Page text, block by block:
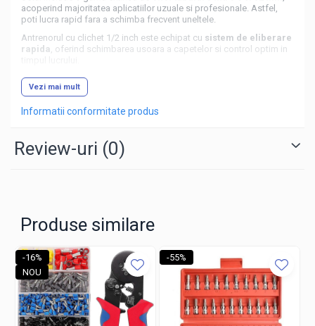
acoperind majoritatea aplicatiilor uzuale si profesionale. Astfel,
poti lucra rapid fara a schimba frecvent uneltele.
Antrenorul cu clichet 1/2 inch este echipat cu sistem de eliberare
rapida, oferind schimbarea usoara a capetelor si control optim in
Trusa este echipata cu
flexibilitate maxima si acces facil in zone greu accesibile.
Vezi mai mult
Informatii conformitate produs
Review-uri (0)
Produse similare
-16%
NOU
-55%